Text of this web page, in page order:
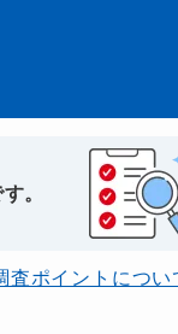
。
査ポイントについ